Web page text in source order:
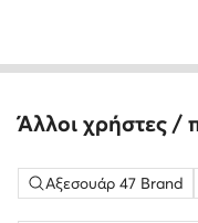
Άλλοι χρήστες /
Αξεσουάρ 47 Brand